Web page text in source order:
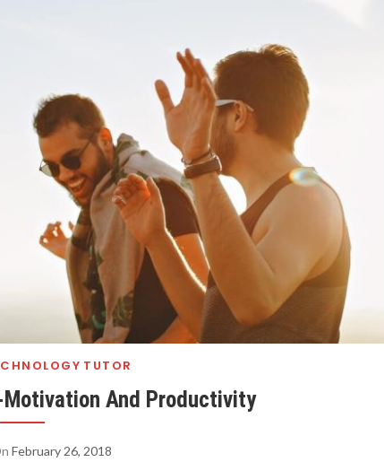
TUTOR
And Productivity
February 26, 2018